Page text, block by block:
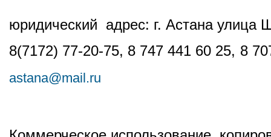
юридический адрес: г. Астана
8(7172) 77-20-75, 8 747 441 60 25, 8
astana@mail.ru